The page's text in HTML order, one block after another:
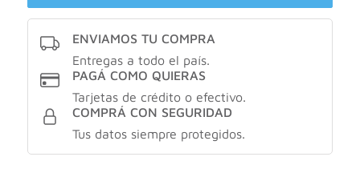
ENVIAMOS TU COMPRA
Entregas a todo el país.
PAGÁ COMO QUIERAS
Tarjetas de crédito o efectivo.
COMPRÁ CON SEGURIDAD
Tus datos siempre protegidos.